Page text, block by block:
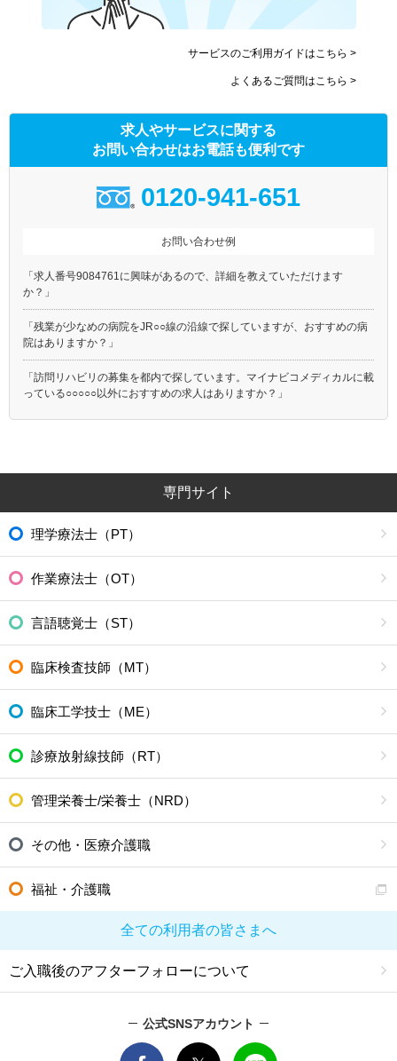
サービスのご利用ガイドはこちら >
よくあるご質問はこちら >
求人やサービスに関する
お問い合わせはお電話も便利です
0120-941-651
お問い合わせ例
「求人番号9084761に興味があるので、詳細を教えていただけます
か？」
「残業が少なめの病院をJR○○線の沿線で探していますが、おすすめの病
院はありますか？」
「訪問リハビリの募集を都内で探しています。マイナビコメディカルに載
っている○○○○○以外におすすめの求人はありますか？」
専門サイト
理学療法士（PT）
作業療法士（OT）
言語聴覚士（ST）
臨床検査技師（MT）
臨床工学技士（ME）
診療放射線技師（RT）
管理栄養士/栄養士（NRD）
その他・医療介護職
福祉・介護職
全ての利用者の皆さまへ
ご入職後のアフターフォローについて
公式SNSアカウント